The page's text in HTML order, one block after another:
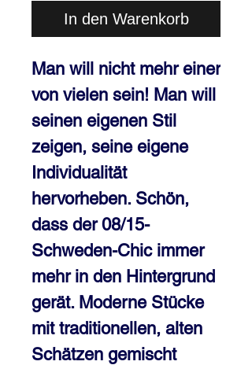
In den Warenkorb
Man will nicht mehr einer
von vielen sein! Man will
seinen eigenen Stil
zeigen, seine eigene
Individualität
hervorheben. Schön,
dass der 08/15-
Schweden-Chic immer
mehr in den Hintergrund
gerät. Moderne Stücke
mit traditionellen, alten
Schätzen gemischt